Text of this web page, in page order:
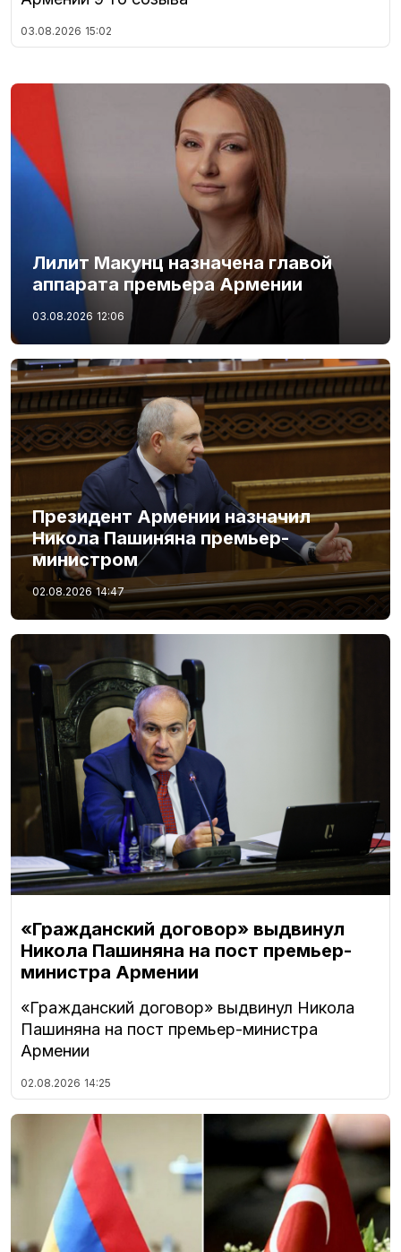
03.08.2026 15:02
Лилит Макунц назначена главой
аппарата премьера Армении
03.08.2026 12:06
Президент Армении назначил
Никола Пашиняна премьер-
министром
02.08.2026 14:47
«Гражданский договор» выдвинул
Никола Пашиняна на пост премьер-
министра Армении
«Гражданский договор» выдвинул Никола
Пашиняна на пост премьер-министра
Армении
02.08.2026 14:25